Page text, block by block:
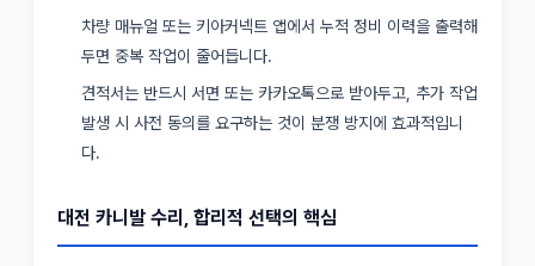
차량 매뉴얼 또는 키아커넥트 앱에서 누적 정비 이력을 출력해
두면 중복 작업이 줄어듭니다.
견적서는 반드시 서면 또는 카카오톡으로 받아두고, 추가 작업
발생 시 사전 동의를 요구하는 것이 분쟁 방지에 효과적입니
다.
대전 카니발 수리, 합리적 선택의 핵심